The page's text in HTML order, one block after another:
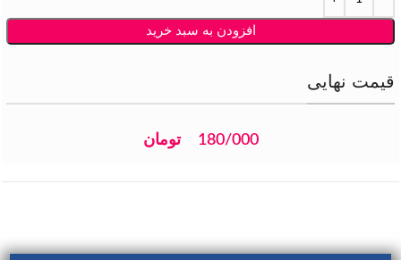
افزودن به سبد خرید
قیمت نهایی
180/000 تومان